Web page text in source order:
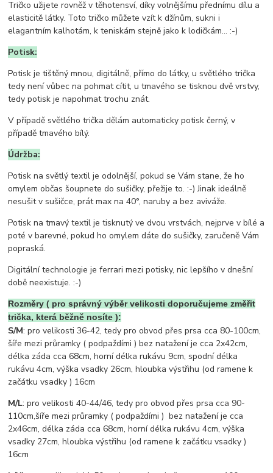
Tričko užijete rovněž v těhotensví, díky volnějšímu přednímu dílu a
elasticitě látky. Toto tričko můžete vzít k džínům, sukni i
elagantním kalhotám, k teniskám stejně jako k lodičkám... :-)
Potisk:
Potisk je tištěný mnou, digitálně, přímo do látky, u světlého trička
tedy není vůbec na pohmat cítit, u tmavého se tisknou dvě vrstvy,
tedy potisk je napohmat trochu znát.
V případě světlého trička dělám automaticky potisk černý, v
případě tmavého bílý.
Údržba:
Potisk na světlý textil je odolnější, pokud se Vám stane, že ho
omylem občas šoupnete do sušičky, přežije to. :-) Jinak ideálně
nesušit v sušičce, prát max na 40°, naruby a bez aviváže.
Potisk na tmavý textil je tisknutý ve dvou vrstvách, nejprve v bílé a
poté v barevné, pokud ho omylem dáte do sušičky, zaručeně Vám
popraská.
Digitální technologie je ferrari mezi potisky, nic lepšího v dnešní
době neexistuje. :-)
Rozměry ( pro správný výběr velikosti doporučujeme změřit
trička, která běžně nosíte ):
S/M: pro velikosti 36-42, tedy pro obvod přes prsa cca 80-100cm,
šíře mezi průramky ( podpaždími ) bez natažení je cca 2x42cm,
délka záda cca 68cm, horní délka rukávu 9cm, spodní délka
rukávu 4cm, výška vsadky 26cm, hloubka výstřihu (od ramene k
začátku vsadky ) 16cm
M/L: pro velikosti 40-44/46, tedy pro obvod přes prsa cca 90-
110cm,šíře mezi průramky ( podpaždími ) bez natažení je cca
2x46cm, délka záda cca 68cm, horní délka rukávu 4cm, výška
vsadky 27cm, hloubka výstřihu (od ramene k začátku vsadky )
16cm